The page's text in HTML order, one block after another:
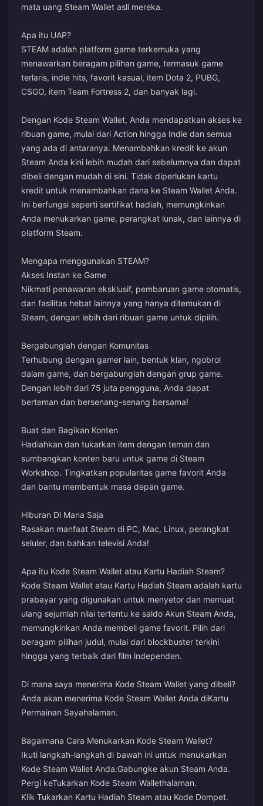
mata uang Steam Wallet asli mereka.
Apa itu UAP?
STEAM adalah platform game terkemuka yang
menawarkan beragam pilihan game, termasuk game
terlaris, indie hits, favorit kasual, item Dota 2, PUBG,
CSGO, item Team Fortress 2, dan banyak lagi.
Dengan Kode Steam Wallet, Anda mendapatkan akses ke
ribuan game, mulai dari Action hingga Indie dan semua
yang ada di antaranya. Menambahkan kredit ke akun
Steam Anda kini lebih mudah dari sebelumnya dan dapat
dibeli dengan mudah di sini. Tidak diperlukan kartu
kredit untuk menambahkan dana ke Steam Wallet Anda.
Ini berfungsi seperti sertifikat hadiah, memungkinkan
Anda menukarkan game, perangkat lunak, dan lainnya di
platform Steam.
Mengapa menggunakan STEAM?
Akses Instan ke Game
Nikmati penawaran eksklusif, pembaruan game otomatis,
dan fasilitas hebat lainnya yang hanya ditemukan di
Steam, dengan lebih dari ribuan game untuk dipilih.
Bergabunglah dengan Komunitas
Terhubung dengan gamer lain, bentuk klan, ngobrol
dalam game, dan bergabunglah dengan grup game.
Dengan lebih dari 75 juta pengguna, Anda dapat
berteman dan bersenang-senang bersama!
Buat dan Bagikan Konten
Hadiahkan dan tukarkan item dengan teman dan
sumbangkan konten baru untuk game di Steam
Workshop. Tingkatkan popularitas game favorit Anda
dan bantu membentuk masa depan game.
Hiburan Di Mana Saja
Rasakan manfaat Steam di PC, Mac, Linux, perangkat
seluler, dan bahkan televisi Anda!
Apa itu Kode Steam Wallet atau Kartu Hadiah Steam?
Kode Steam Wallet atau Kartu Hadiah Steam adalah kartu
prabayar yang digunakan untuk menyetor dan memuat
ulang sejumlah nilai tertentu ke saldo Akun Steam Anda,
memungkinkan Anda membeli game favorit. Pilih dari
beragam pilihan judul, mulai dari blockbuster terkini
hingga yang terbaik dari film independen.
Di mana saya menerima Kode Steam Wallet yang dibeli?
Anda akan menerima Kode Steam Wallet Anda diKartu
Permainan Sayahalaman.
Bagaimana Cara Menukarkan Kode Steam Wallet?
Ikuti langkah-langkah di bawah ini untuk menukarkan
Kode Steam Wallet Anda:Gabungke akun Steam Anda.
Pergi keTukarkan Kode Steam Wallethalaman.
Klik Tukarkan Kartu Hadiah Steam atau Kode Dompet.